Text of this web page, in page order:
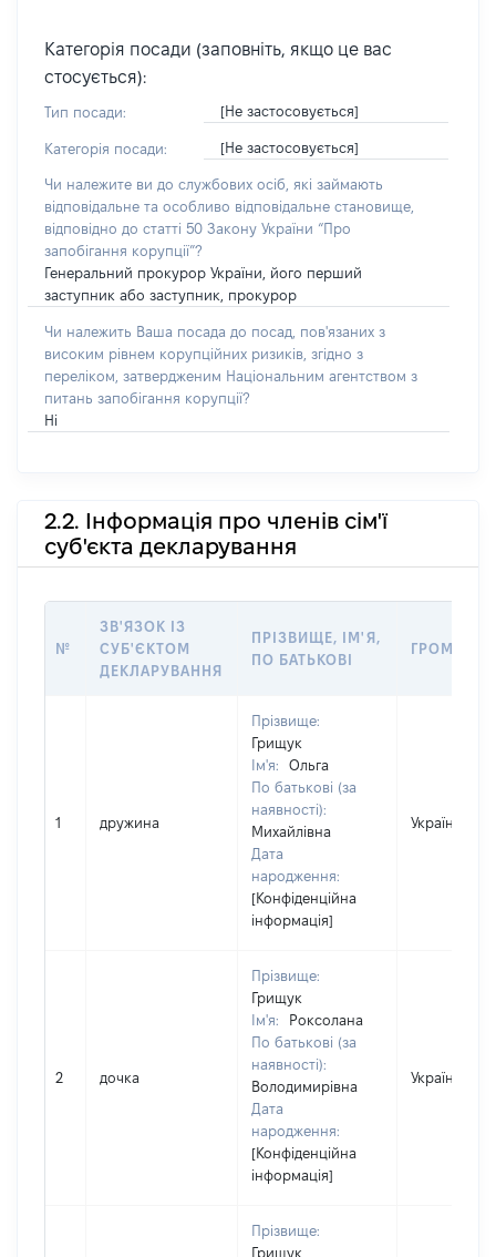
Категорія посади (заповніть, якщо це вас
стосується):
Тип посади: [Не застосовується]
Категорія посади: [Не застосовується]
Чи належите ви до службових осіб, які займають
відповідальне та особливо відповідальне становище,
відповідно до статті 50 Закону України “Про
запобігання корупції”?
Генеральний прокурор України, його перший
заступник або заступник, прокурор
Чи належить Ваша посада до посад, пов'язаних з
високим рівнем корупційних ризиків, згідно з
переліком, затвердженим Національним агентством з
питань запобігання корупції?
Ні
2.2. Інформація про членів сім'ї
суб'єкта декларування
№
ЗВ'ЯЗОК ІЗ
СУБ'ЄКТОМ
ДЕКЛАРУВАННЯ
ПРІЗВИЩЕ, ІМ'Я,
ПО БАТЬКОВІ
1 дружина
Прізвище:
Грищук
Ім'я:
Ольга
По батькові (за
наявності):
Михайлівна
Дата
народження:
[Конфіденційна
інформація]
Україна
2 дочка
Прізвище:
Грищук
Ім'я:
Роксолана
По батькові (за
наявності):
Володимирівна
Дата
народження:
[Конфіденційна
інформація]
Україна
Прізвище:
Грищук